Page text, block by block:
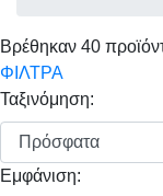
Βρέθηκαν 40
ΦΙΛΤΡΑ
Ταξινόμηση:
Εμφάνιση: